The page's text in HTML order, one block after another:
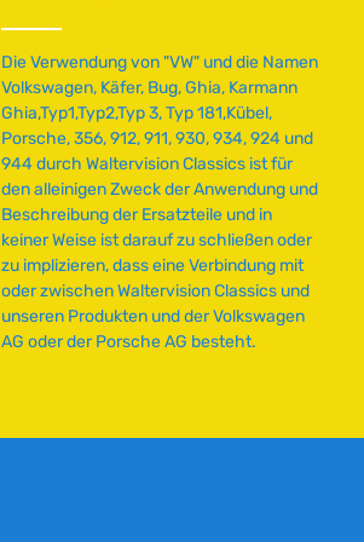
Die Verwendung von "VW" und die Namen
Volkswagen, Käfer, Bug, Ghia, Karmann
Ghia,Typ1,Typ2,Typ 3, Typ 181,Kübel,
Porsche, 356, 912, 911, 930, 934, 924 und
944 durch Waltervision Classics ist für
den alleinigen Zweck der Anwendung und
Beschreibung der Ersatzteile und in
keiner Weise ist darauf zu schließen oder
zu implizieren, dass eine Verbindung mit
oder zwischen Waltervision Classics und
unseren Produkten und der Volkswagen
AG oder der Porsche AG besteht.